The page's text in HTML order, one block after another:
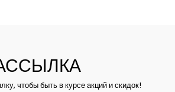
чтобы быть в курсе акций и скидок!